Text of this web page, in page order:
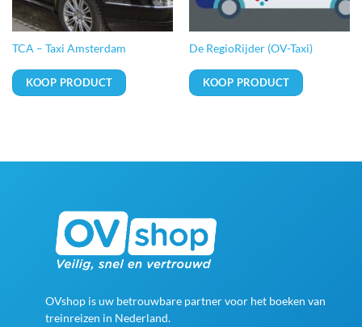
TCA – Taxi Amsterdam
KOOP PRODUCT
De RegioRijder (OV-Taxi)
KOOP PRODUCT
OVshop is uw betrouwbare partner voor het boeken van
treinreizen in Nederland.